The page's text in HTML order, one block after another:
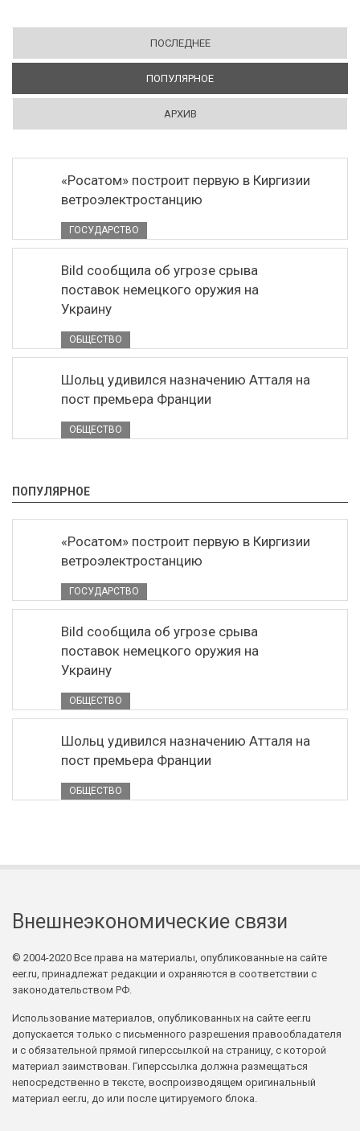
ПОСЛЕДНЕЕ
ПОПУЛЯРНОЕ
АРХИВ
«Росатом» построит первую в Киргизии
ветроэлектростанцию
ГОСУДАРСТВО
Bild сообщила об угрозе срыва
поставок немецкого оружия на
Украину
ОБЩЕСТВО
Шольц удивился назначению Атталя на
пост премьера Франции
ОБЩЕСТВО
ПОПУЛЯРНОЕ
«Росатом» построит первую в Киргизии
ветроэлектростанцию
ГОСУДАРСТВО
Bild сообщила об угрозе срыва
поставок немецкого оружия на
Украину
ОБЩЕСТВО
Шольц удивился назначению Атталя на
пост премьера Франции
ОБЩЕСТВО
Внешнеэкономические связи
© 2004-2020 Все права на материалы, опубликованные на сайте
eer.ru, принадлежат редакции и охраняются в соответствии с
законодательством РФ.
Использование материалов, опубликованных на сайте eer.ru
допускается только с письменного разрешения правообладателя
и с обязательной прямой гиперссылкой на страницу, с которой
материал заимствован. Гиперссылка должна размещаться
непосредственно в тексте, воспроизводящем оригинальный
материал eer.ru, до или после цитируемого блока.